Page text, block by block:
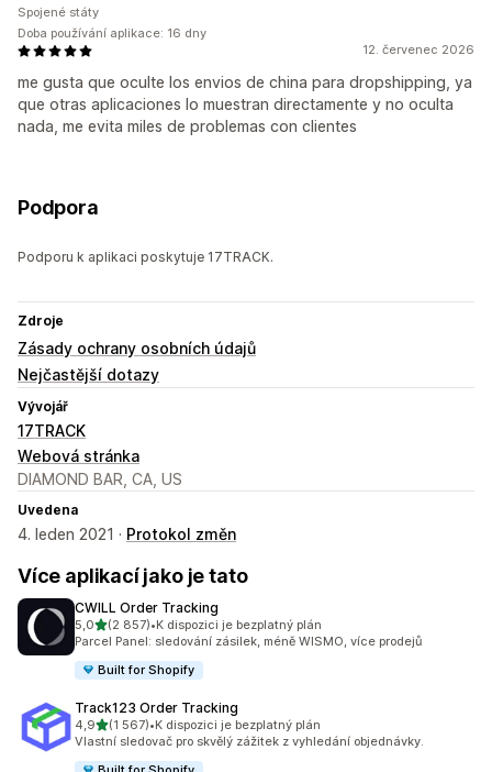
12. červenec 2026
me gusta que oculte los envios de china para dropshipping, ya
que otras aplicaciones lo muestran directamente y no oculta
nada, me evita miles de problemas con clientes
Spojené státy
Doba používání aplikace: 16 dny
Podpora
Podporu k aplikaci poskytuje 17TRACK.
Zdroje
Zásady ochrany osobních údajů
Nejčastější dotazy
Vývojář
17TRACK
Webová stránka
DIAMOND BAR, CA, US
Uvedena
4. leden 2021 · Protokol změn
Více aplikací jako je tato
CWILL Order Tracking
5,0z 5 hvězd
(2 857)
Celkový počet recenzí: 2857
•K dispozici je bezplatný plán
Parcel Panel: sledování zásilek, méně WISMO, více prodejů
Built for Shopify
Track123 Order Tracking
4,9z 5 hvězd
(1 567)
Celkový počet recenzí: 1567
•K dispozici je bezplatný plán
Vlastní sledovač pro skvělý zážitek z vyhledání objednávky.